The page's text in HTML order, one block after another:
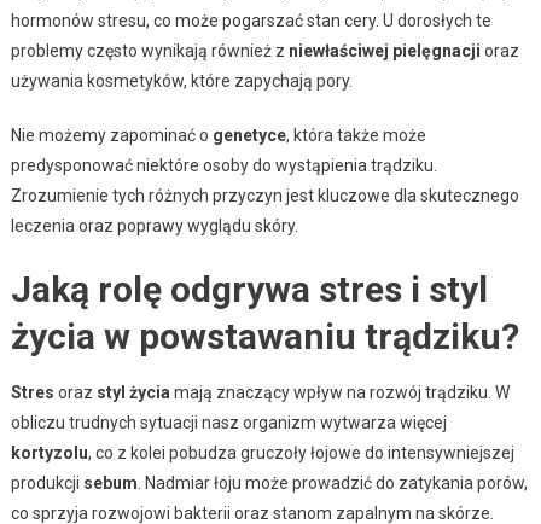
hormonów stresu, co może pogarszać stan cery. U dorosłych te
problemy często wynikają również z niewłaściwej pielęgnacji oraz
używania kosmetyków, które zapychają pory.
Nie możemy zapominać o genetyce, która także może
predysponować niektóre osoby do wystąpienia trądziku.
Zrozumienie tych różnych przyczyn jest kluczowe dla skutecznego
leczenia oraz poprawy wyglądu skóry.
Jaką rolę odgrywa stres i styl
życia w powstawaniu trądziku?
Stres oraz styl życia mają znaczący wpływ na rozwój trądziku. W
obliczu trudnych sytuacji nasz organizm wytwarza więcej
kortyzolu, co z kolei pobudza gruczoły łojowe do intensywniejszej
produkcji sebum . Nadmiar łoju może prowadzić do zatykania porów,
co sprzyja rozwojowi bakterii oraz stanom zapalnym na skórze.